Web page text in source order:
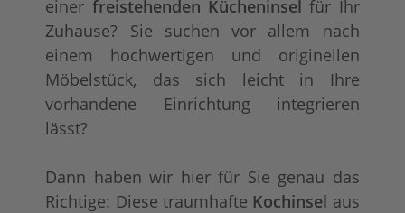
tief gebürstet
+ 580,00 € Konfigurator
+ 129,00 €
einer freistehenden Kücheninsel für Ihr
Zuhause? Sie suchen vor allem nach
einem hochwertigen und originellen
Möbelstück, das sich leicht in Ihre
vorhandene Einrichtung integrieren
lässt?
Dann haben wir hier für Sie genau das
Richtige: Diese traumhafte Kochinsel aus